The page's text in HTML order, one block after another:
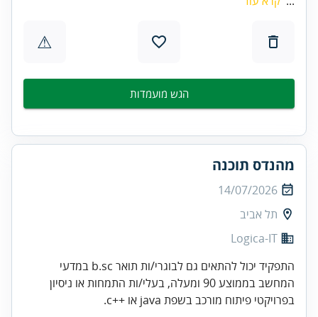
⚠
הגש מועמדות
מהנדס תוכנה
14/07/2026
תל אביב
Logica-IT
התפקיד יכול להתאים גם לבוגרי/ות תואר b.sc במדעי
המחשב בממוצע 90 ומעלה, בעלי/ות התמחות או ניסיון
בפרויקטי פיתוח מורכב בשפת java או ++c.